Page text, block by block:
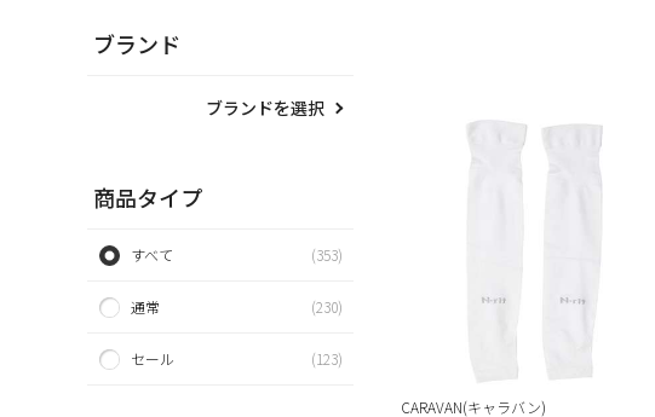
ブランド
ブランドを選択
商品タイプ
すべて (353)
通常 (230)
セール (123)
CARAVAN(キャラバン)